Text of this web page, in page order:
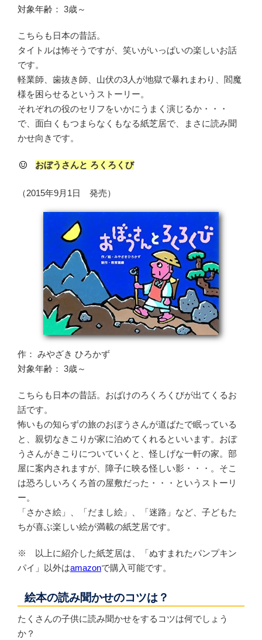
対象年齢： 3歳～
こちらも日本の昔話。
タイトルは怖そうですが、笑いがいっぱいの楽しいお話
です。
軽業師、歯抜き師、山伏の3人が地獄で暴れまわり、閻魔
様を困らせるというストーリー。
それぞれの役のセリフをいかにうまく演じるか・・・
で、面白くもつまらなくもなる紙芝居で、まさに読み聞
かせ向きです。
おぼうさんと ろくろくび
（2015年9月1日 発売）
作： みやざき ひろかず
対象年齢： 3歳～
こちらも日本の昔話。おばけのろくろくびが出てくるお
話です。
怖いもの知らずの旅のおぼうさんが道ばたで眠っている
と、親切なきこりが家に泊めてくれるといいます。おぼ
うさんがきこりについていくと、怪しげな一軒の家。部
屋に案内されますが、障子に映る怪しい影・・・。そこ
は恐ろしいろくろ首の屋敷だった・・・というストーリ
ー。
「さかさ絵」、「だまし絵」、「迷路」など、子どもた
ちが喜ぶ楽しい絵が満載の紙芝居です。
※ 以上に紹介した紙芝居は、「ぬすまれたパンプキン
パイ」以外はamazonで購入可能です。
絵本の読み聞かせのコツは？
たくさんの子供に読み聞かせをするコツは何でしょう
か？